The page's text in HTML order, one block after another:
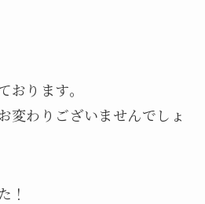
おります。
変わりございませんでしょ
！